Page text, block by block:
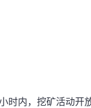
时内，挖矿活动开